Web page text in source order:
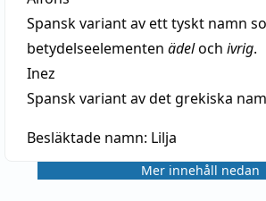
Spansk variant av ett tyskt namn
betydelseelementen ädeloch ivrig.
Inez
Spansk variant av det grekiska
Besläktade namn: Lilja
Mer innehåll nedan